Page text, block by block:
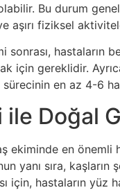
olabilir. Bu durum
aşırı fiziksel
sonrası, hastaların
için gereklidir.
sürecinin en az 4-6
ile Doğal
ekiminde en önemli
yanı sıra,
için, hastaların yüz